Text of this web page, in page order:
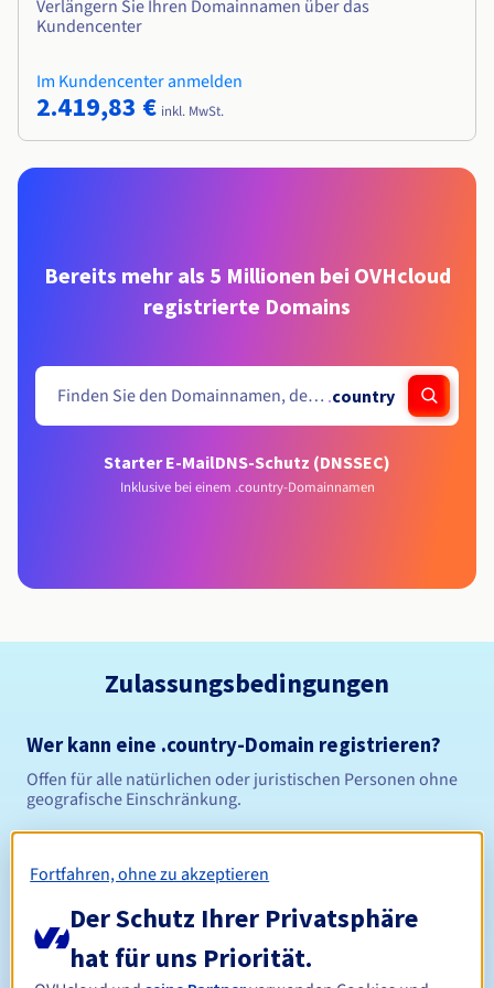
Verlängern Sie Ihren Domainnamen über das
Kundencenter
Im Kundencenter anmelden
2.419,83 € inkl. MwSt.
Bereits mehr als 5 Millionen bei OVHcloud
registrierte Domains
.country
Starter E-MailDNS-Schutz (DNSSEC)
Inklusive bei einem .country-Domainnamen
Zulassungsbedingungen
Wer kann eine .country-Domain registrieren?
Offen für alle natürlichen oder juristischen Personen ohne
geografische Einschränkung.
Registrierungszeitraum
Fortfahren, ohne zu akzeptieren
Der Schutz Ihrer Privatsphäre
hat für uns Priorität.